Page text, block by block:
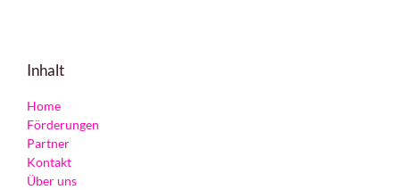
Inhalt
Home
Förderungen
Partner
Kontakt
Über uns